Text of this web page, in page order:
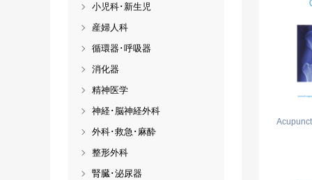
小児科･新生児
産婦人科
循環器･呼吸器
消化器
精神医学
神経･脳神経外科
外科･救急･麻酔
整形外科
腎臓･泌尿器